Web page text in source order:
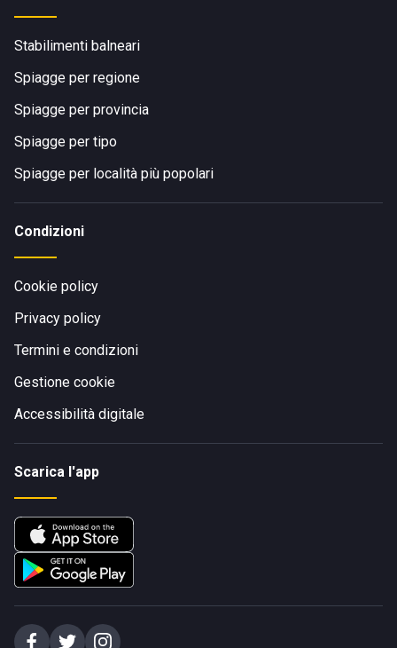
Stabilimenti balneari
Spiagge per regione
Spiagge per provincia
Spiagge per tipo
Spiagge per località più popolari
Condizioni
Cookie policy
Privacy policy
Termini e condizioni
Gestione cookie
Accessibilità digitale
Scarica l'app